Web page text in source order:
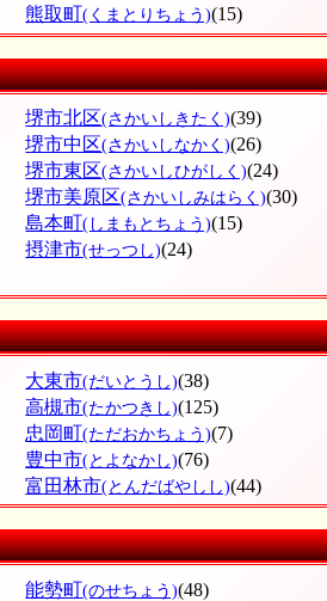
熊取町(くまとりちょう)(15)
堺市北区(さかいしきたく)(39)
堺市中区(さかいしなかく)(26)
堺市東区(さかいしひがしく)(24)
堺市美原区(さかいしみはらく)(30)
島本町(しまもとちょう)(15)
摂津市(せっつし)(24)
大東市(だいとうし)(38)
高槻市(たかつきし)(125)
忠岡町(ただおかちょう)(7)
豊中市(とよなかし)(76)
富田林市(とんだばやしし)(44)
能勢町(のせちょう)(48)